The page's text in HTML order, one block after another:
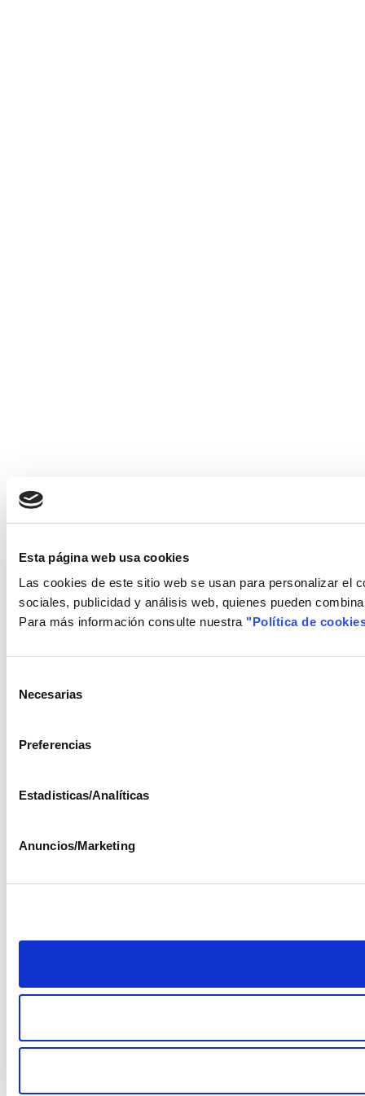
Esta página web usa cookies
Las cookies de este sitio web se usan para personalizar el
sociales, publicidad y análisis web, quienes pueden
Para más información consulte nuestra "Política de
Necesarias
Preferencias
Estadisticas/Analíticas
Anuncios/Marketing